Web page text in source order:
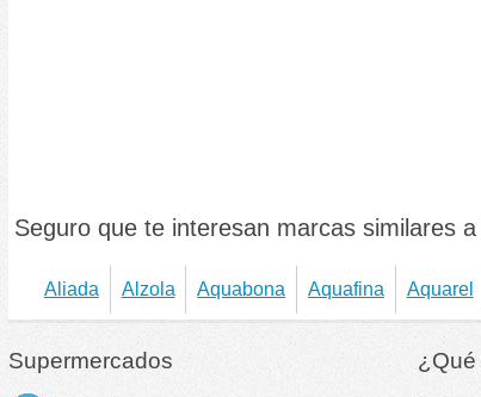
Seguro que te interesan marcas similares
Aliada Alzola Aquabona Aquafina Aquarel
Supermercados ¿Qué